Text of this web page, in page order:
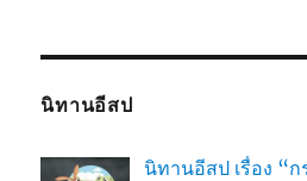
นิทานอีสป
นิทานอีสป เรื่อง “